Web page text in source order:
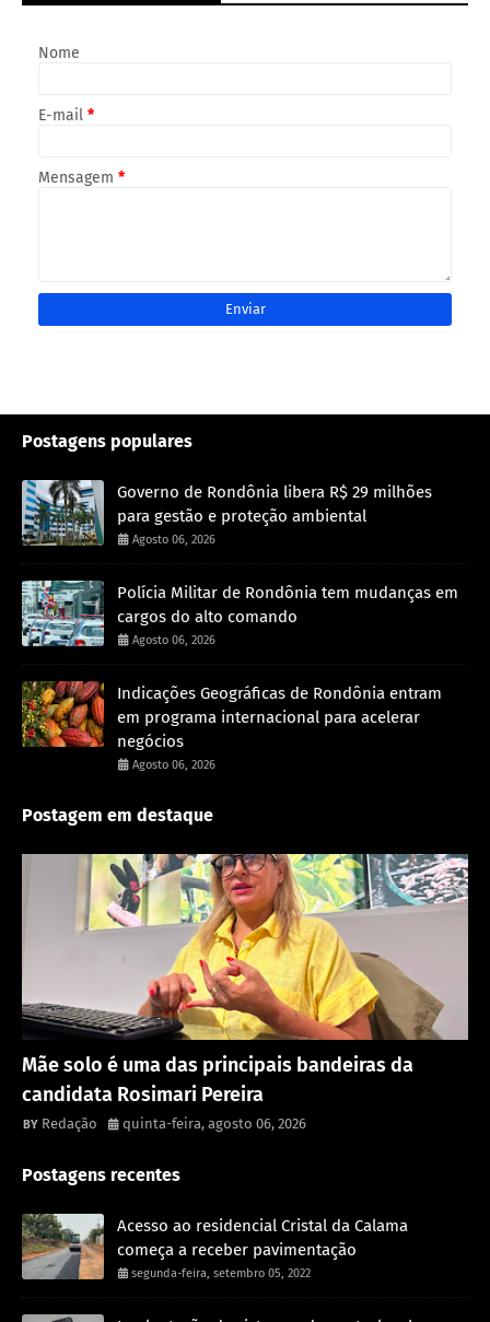
Nome
E-mail *
Mensagem *
Postagens populares
Governo de Rondônia libera R$ 29 milhões
para gestão e proteção ambiental
Agosto 06, 2026
Polícia Militar de Rondônia tem mudanças em
cargos do alto comando
Agosto 06, 2026
Indicações Geográficas de Rondônia entram
em programa internacional para acelerar
negócios
Agosto 06, 2026
Postagem em destaque
Mãe solo é uma das principais bandeiras da
candidata Rosimari Pereira
Redação quinta-feira, agosto 06, 2026
Postagens recentes
Acesso ao residencial Cristal da Calama
começa a receber pavimentação
segunda-feira, setembro 05, 2022